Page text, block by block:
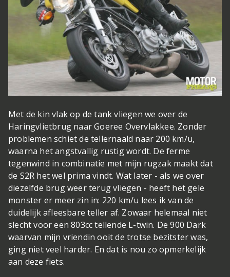
Met de kin vlak op de tank vliegen we over de
Haringvlietbrug naar Goeree Overvlakkee. Zonder
problemen schiet de tellernaald naar 200 km/u,
waarna het angstvallig rustig wordt. De ferme
tegenwind in combinatie met mijn rugzak maakt dat
de S2R het wel prima vindt. Wat later - als we over
diezelfde brug weer terug vliegen - heeft het gele
monster er meer zin in: 220 km/u lees ik van de
duidelijk afleesbare teller af. Zowaar helemaal niet
slecht voor een 803cc tellende L-twin. De 900 Dark
waarvan mijn vriendin ooit de trotse bezitster was,
ging niet veel harder. En dat is nou zo opmerkelijk
aan deze fiets.